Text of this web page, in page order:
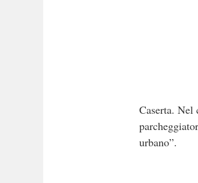
Caserta. Nel
urbano”.